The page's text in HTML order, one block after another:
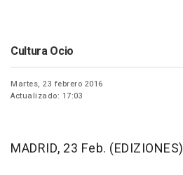
Cultura Ocio
Martes, 23 febrero 2016
Actualizado: 17:03
MADRID, 23 Feb. (EDIZIONES)